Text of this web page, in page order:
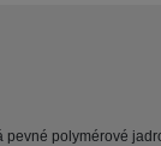
pevné polymérové